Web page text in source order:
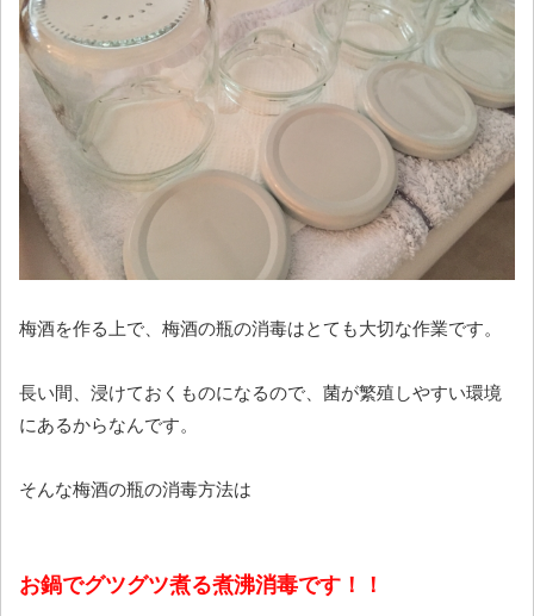
梅酒を作る上で、梅酒の瓶の消毒はとても大切な作業です。
長い間、浸けておくものになるので、菌が繁殖しやすい環境
にあるからなんです。
そんな梅酒の瓶の消毒方法は
お鍋でグツグツ煮る煮沸消毒です！！